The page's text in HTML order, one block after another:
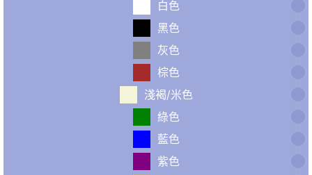
白色
黑色
灰色
棕色
淺褐/米色
綠色
藍色
紫色